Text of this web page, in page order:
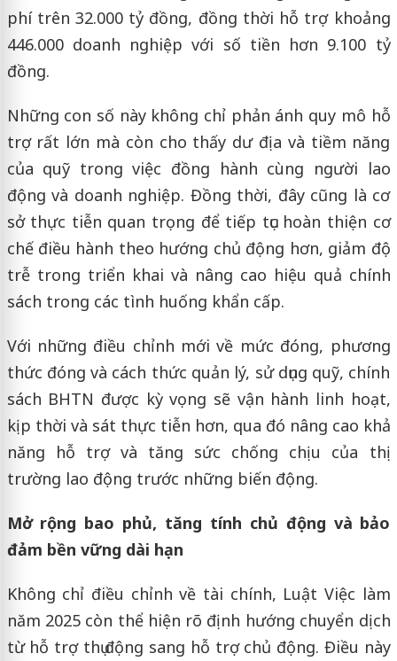
phí trên 32.000 tỷ đồng, đồng thời hỗ trợ khoảng
446.000 doanh nghiệp với số tiền hơn 9.100 tỷ
đồng.
Những con số này không chỉ phản ánh quy mô hỗ
trợ rất lớn mà còn cho thấy dư địa và tiềm năng
của quỹ trong việc đồng hành cùng người lao
động và doanh nghiệp. Đồng thời, đây cũng là cơ
sở thực tiễn quan trọng để tiếp tục hoàn thiện cơ
chế điều hành theo hướng chủ động hơn, giảm độ
trễ trong triển khai và nâng cao hiệu quả chính
sách trong các tình huống khẩn cấp.
Với những điều chỉnh mới về mức đóng, phương
thức đóng và cách thức quản lý, sử dụng quỹ, chính
sách BHTN được kỳ vọng sẽ vận hành linh hoạt,
kịp thời và sát thực tiễn hơn, qua đó nâng cao khả
năng hỗ trợ và tăng sức chống chịu của thị
trường lao động trước những biến động.
Mở rộng bao phủ, tăng tính chủ động và bảo
đảm bền vững dài hạn
Không chỉ điều chỉnh về tài chính, Luật Việc làm
năm 2025 còn thể hiện rõ định hướng chuyển dịch
từ hỗ trợ thụ động sang hỗ trợ chủ động. Điều này